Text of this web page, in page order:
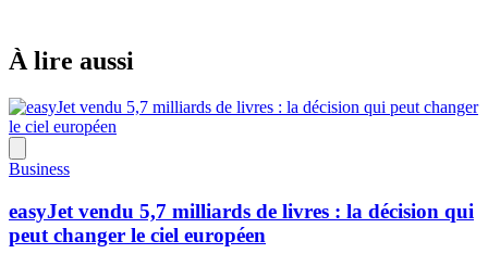
À lire aussi
Business
easyJet vendu 5,7 milliards de livres : la décision qui
peut changer le ciel européen